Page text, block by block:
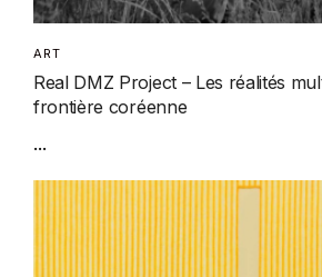
ART
Real DMZ Project – Les réalités
frontière coréenne
...